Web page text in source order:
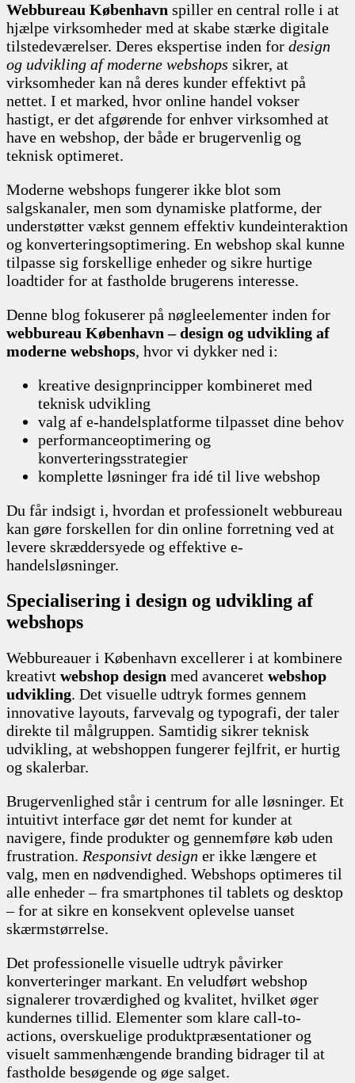
Webbureau København spiller en central rolle i at
hjælpe virksomheder med at skabe stærke digitale
tilstedeværelser. Deres ekspertise inden for design
og udvikling af moderne webshops sikrer, at
virksomheder kan nå deres kunder effektivt på
nettet. I et marked, hvor online handel vokser
hastigt, er det afgørende for enhver virksomhed at
have en webshop, der både er brugervenlig og
teknisk optimeret.
Moderne webshops fungerer ikke blot som
salgskanaler, men som dynamiske platforme, der
understøtter vækst gennem effektiv kundeinteraktion
og konverteringsoptimering. En webshop skal kunne
tilpasse sig forskellige enheder og sikre hurtige
loadtider for at fastholde brugerens interesse.
Denne blog fokuserer på nøgleelementer inden for
webbureau København – design og udvikling af
moderne webshops, hvor vi dykker ned i:
kreative designprincipper kombineret med
teknisk udvikling
valg af e-handelsplatforme tilpasset dine behov
performanceoptimering og
konverteringsstrategier
komplette løsninger fra idé til live webshop
Du får indsigt i, hvordan et professionelt webbureau
kan gøre forskellen for din online forretning ved at
levere skræddersyede og effektive e-
handelsløsninger.
Specialisering i design og udvikling af
webshops
Webbureauer i København excellerer i at kombinere
kreativt webshop design med avanceret webshop
udvikling. Det visuelle udtryk formes gennem
innovative layouts, farvevalg og typografi, der taler
direkte til målgruppen. Samtidig sikrer teknisk
udvikling, at webshoppen fungerer fejlfrit, er hurtig
og skalerbar.
Brugervenlighed står i centrum for alle løsninger. Et
intuitivt interface gør det nemt for kunder at
navigere, finde produkter og gennemføre køb uden
frustration. Responsivt design er ikke længere et
valg, men en nødvendighed. Webshops optimeres til
alle enheder – fra smartphones til tablets og desktop
– for at sikre en konsekvent oplevelse uanset
skærmstørrelse.
Det professionelle visuelle udtryk påvirker
konverteringer markant. En veludført webshop
signalerer troværdighed og kvalitet, hvilket øger
kundernes tillid. Elementer som klare call-to-
actions, overskuelige produktpræsentationer og
visuelt sammenhængende branding bidrager til at
fastholde besøgende og øge salget.